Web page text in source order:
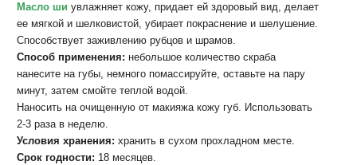
Масло ши увлажняет кожу, придает ей здоровый вид, делает
ее мягкой и шелковистой, убирает покраснение и шелушение.
Способствует заживлению рубцов и шрамов.
Способ применения: небольшое количество скраба
нанесите на губы, немного помассируйте, оставьте на пару
минут, затем смойте теплой водой.
Наносить на очищенную от макияжа кожу губ. Использовать
2-3 раза в неделю.
Условия хранения: хранить в сухом прохладном месте.
Срок годности: 18 месяцев.